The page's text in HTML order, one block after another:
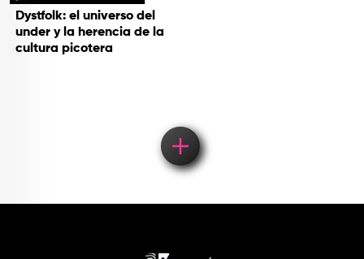
Dystfolk: el universo del
under y la herencia de la
cultura picotera